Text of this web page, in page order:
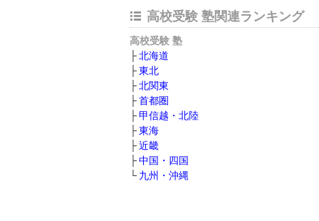
高校受験 塾関連ランキング
高校受験 塾
北海道
東北
北関東
首都圏
甲信越・北陸
東海
近畿
中国・四国
九州・沖縄